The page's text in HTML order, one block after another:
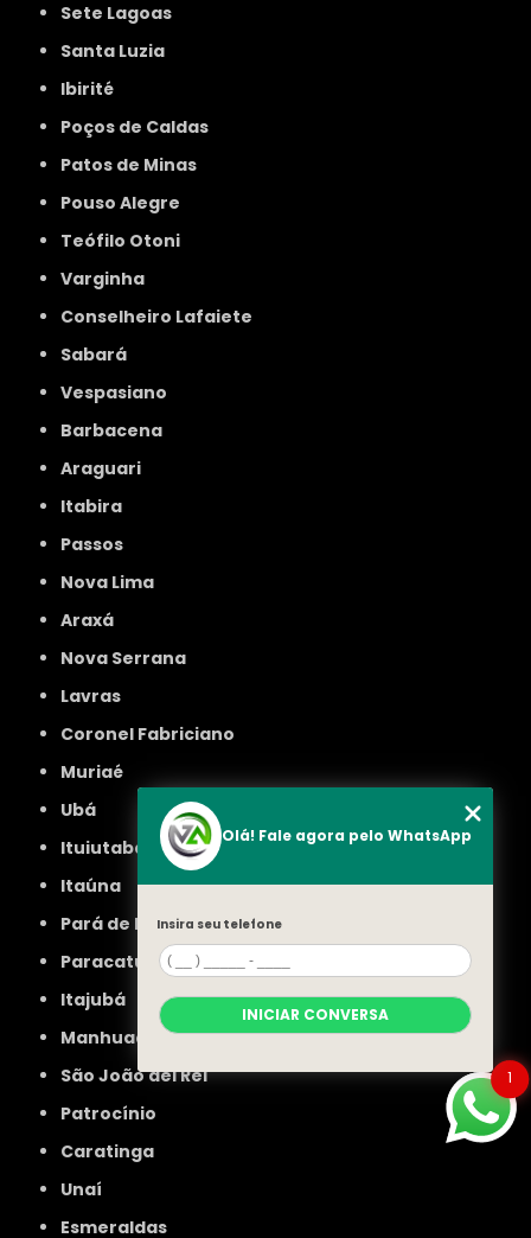
Sete Lagoas
Santa Luzia
Ibirité
Poços de Caldas
Patos de Minas
Pouso Alegre
Teófilo Otoni
Varginha
Conselheiro Lafaiete
Sabará
Vespasiano
Barbacena
Araguari
Itabira
Passos
Nova Lima
Araxá
Nova Serrana
Lavras
Coronel Fabriciano
Muriaé
Ubá
Ituiutaba
Itaúna
Pará de Minas
Paracatu
Itajubá
Manhuaçu
São João del Rei
Patrocínio
Caratinga
Unaí
Esmeraldas
1
Olá! Fale agora pelo WhatsApp
Insira seu telefone
INICIAR CONVERSA